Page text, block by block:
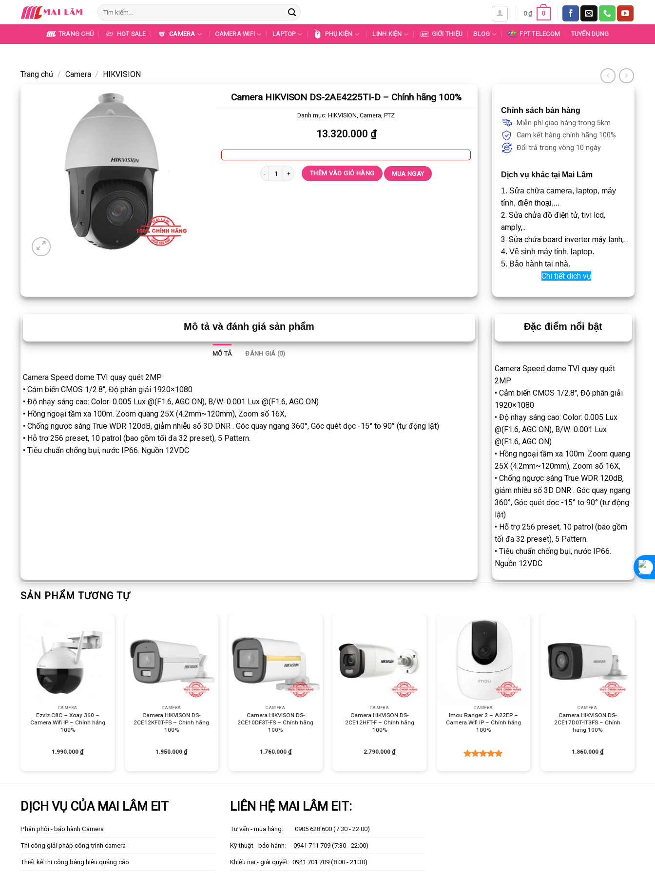
Tìm
kiếm:
0₫ 0
TRANG CHỦ HOT SALE CAMERA CAMERA WIFI LAPTOP PHỤ KIỆN LINH KIỆN GIỚI THIỆU BLOG FPT TELECOM TUYỂN DỤNG
Trang chủ / Camera / HIKVISION
Camera HIKVISON DS-2AE4225TI-D – Chính hãng 100%
Danh mục:HIKVISION,Camera,PTZ
13.320.000 ₫
Camera HIKVISON DS-2AE4225TI-D - Chính hãng 100% số lượng
THÊM VÀO GIỎ HÀNG MUA NGAY
Chính sách bán hàng
Miễn phí giao hàng trong 5km
Cam kết hàng chính hãng 100%
Đổi trả trong vòng 10 ngày
Dịch vụ khác tại Mai Lâm
1. Sửa chữa camera, laptop, máy
tính, điện thoại,...
2. Sửa chửa đồ điện tử, tivi lcd,
amply,...
3. Sửa chửa board inverter máy lạnh,...
4. Vệ sinh máy tính, laptop.
5. Bảo hành tại nhà.
Chi tiết dich vụ
Mô tả và đánh giá sản phẩm
MÔ TẢ ĐÁNH GIÁ (0)
Camera Speed dome TVI quay quét 2MP
• Cảm biến CMOS 1/2.8″, Độ phân giải 1920×1080
• Độ nhạy sáng cao: Color: 0.005 Lux @(F1.6, AGC ON), B/W: 0.001 Lux @(F1.6, AGC ON)
• Hồng ngoại tầm xa 100m. Zoom quang 25X (4.2mm~120mm), Zoom số 16X,
• Chống ngược sáng True WDR 120dB, giảm nhiễu số 3D DNR . Góc quay ngang 360°, Góc quét dọc -15° to 90° (tự động lật)
• Hỗ trợ 256 preset, 10 patrol (bao gồm tối đa 32 preset), 5 Pattern.
• Tiêu chuẩn chống bụi, nước IP66. Nguồn 12VDC
Đặc điểm nổi bật
Camera Speed dome TVI quay quét
2MP
• Cảm biến CMOS 1/2.8″, Độ phân giải
1920×1080
• Độ nhạy sáng cao: Color: 0.005 Lux
@(F1.6, AGC ON), B/W: 0.001 Lux
@(F1.6, AGC ON)
• Hồng ngoại tầm xa 100m. Zoom quang
25X (4.2mm~120mm), Zoom số 16X,
• Chống ngược sáng True WDR 120dB,
giảm nhiễu số 3D DNR . Góc quay ngang
360°, Góc quét dọc -15° to 90° (tự động
lật)
• Hỗ trợ 256 preset, 10 patrol (bao gồm
tối đa 32 preset), 5 Pattern.
• Tiêu chuẩn chống bụi, nước IP66.
Nguồn 12VDC
SẢN PHẨM TƯƠNG TỰ
CAMERA
Ezviz C8C – Xoay 360 –
Camera Wifi IP – Chính hảng
100%
1.990.000₫
CAMERA
Camera HIKVISON DS-
2CE12KF0T-FS – Chính hãng
100%
1.950.000₫
CAMERA
Camera HIKVISON DS-
2CE10DF3T-FS – Chính hãng
100%
1.760.000 ₫
CAMERA
Camera HIKVISON DS-
2CE12HFT-F – Chính hãng
100%
2.790.000₫
CAMERA
Imou Ranger 2 – A22EP –
Camera Wifi IP – Chính hảng
100%
CAMERA
Camera HIKVISON DS-
2CE17D0T-IT3FS – Chính
hãng 100%
1.360.000 ₫
DỊCH VỤ CỦA MAI LÂM EIT
Phân phối - bảo hành Camera
Thi công giải pháp công trình camera
Thiết kế thi công bảng hiệu quảng cáo
LIÊN HỆ MAI LÂM EIT:
Tư vấn - mua hàng: 0905 628 600 (7:30 - 22:00)
Kỹ thuật - bảo hành: 0941 711 709 (7:30 - 22:00)
Khiếu nại - giải quyết: 0941 701 709 (8:00 - 21:30)